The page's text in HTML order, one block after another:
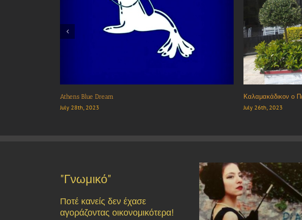
Kibo Cafe Bar
January 23rd, 2024
BEAT snack & coffee
August 12th, 2023
"Γνωμικό"
Ποτέ κανείς δεν έχασε
αγοράζοντας οικονομικότερα!